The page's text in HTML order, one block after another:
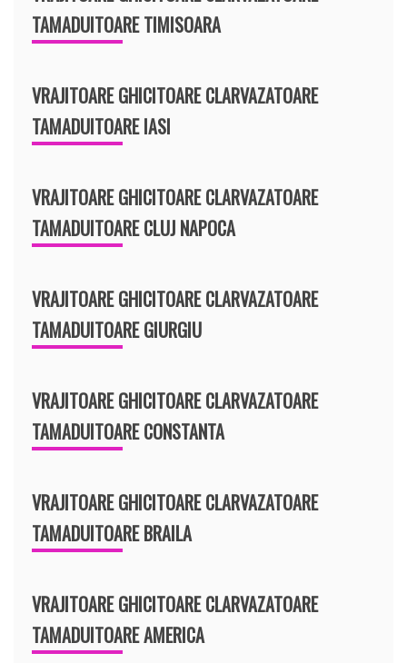
TAMADUITOARE TIMISOARA
VRAJITOARE GHICITOARE CLARVAZATOARE
TAMADUITOARE IASI
VRAJITOARE GHICITOARE CLARVAZATOARE
TAMADUITOARE CLUJ NAPOCA
VRAJITOARE GHICITOARE CLARVAZATOARE
TAMADUITOARE GIURGIU
VRAJITOARE GHICITOARE CLARVAZATOARE
TAMADUITOARE CONSTANTA
VRAJITOARE GHICITOARE CLARVAZATOARE
TAMADUITOARE BRAILA
VRAJITOARE GHICITOARE CLARVAZATOARE
TAMADUITOARE AMERICA